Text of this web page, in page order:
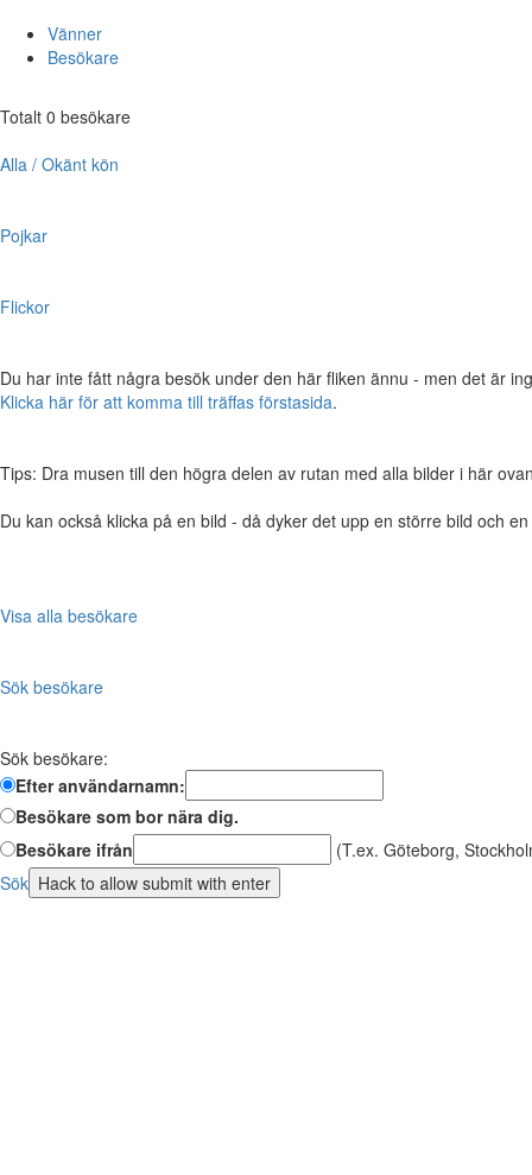
Vänner
Besökare
Totalt 0 besökare
Alla / Okänt kön
Pojkar
Flickor
Du har inte fått några besök under den här fliken ännu - men det är
Klicka här för att komma till träffas förstasida.
Tips: Dra musen till den högra delen av rutan med alla bilder i här
Du kan också klicka på en bild - då dyker det upp en större bild och
Visa alla besökare
Sök besökare
Sök besökare:
Efter användarnamn:
Besökare som bor nära dig.
Besökare ifrån
(T.ex. Göteborg,
Sök